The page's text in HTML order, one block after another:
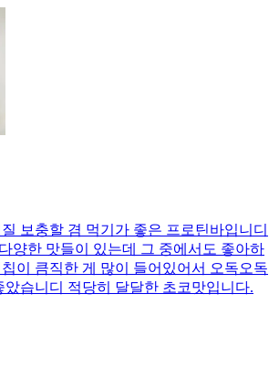
보충할 겸 먹기가 좋은 프로틴바입니디
양한 맛들이 있는데 그 중에서도 좋아하
이 큼직한 게 많이 들어있어서 오독오독
았습니디 적당히 달달한 초코맛입니다.